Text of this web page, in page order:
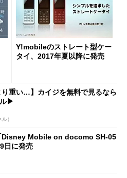
Y!mobileのストレート型ケー
タイ、2017年夏以降に発売
り重い…】カイジを無料で見るなら
▶︎
）
Disney Mobile on docomo SH-05
日に発売